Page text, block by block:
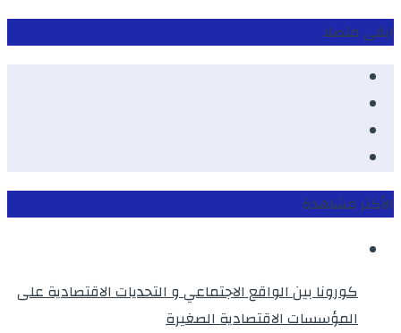
ابقى متصلا
الأكثر مشاهدة
كورونا بين الواقع الاجتماعي و التحديات الاقتصادية على
المؤسسات الاقتصادية الصغيرة